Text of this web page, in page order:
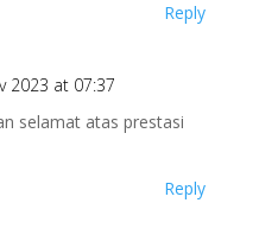
Reply
2023 at 07:37
selamat atas prestasi
Reply